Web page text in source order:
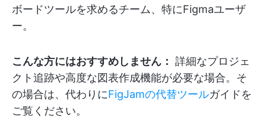
ボードツールを求めるチーム、特にFigmaユーザ
ー。
こんな方にはおすすめしません： 詳細なプロジェ
クト追跡や高度な図表作成機能が必要な場合。そ
の場合は、代わりにFigJamの代替ツールガイドを
ご覧ください。